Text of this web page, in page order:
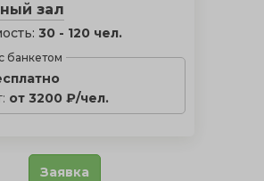
зал
30 - 120 чел.
банкетом
от 3200 ₽/чел.
Заявка